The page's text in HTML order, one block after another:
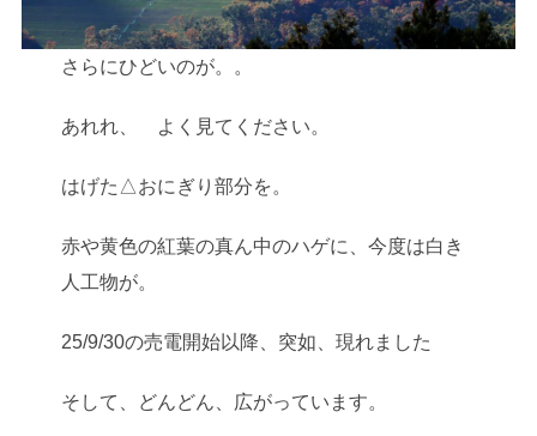
さらにひどいのが。。
あれれ、 よく見てください。
はげた△おにぎり部分を。
赤や黄色の紅葉の真ん中のハゲに、今度は白き
人工物が。
25/9/30の売電開始以降、突如、現れました
そして、どんどん、広がっています。